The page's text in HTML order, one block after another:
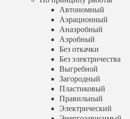
Загородный
Пластиковый
Правильный
Электрический
Энергозависимый
Энергонезависимый
По количеству человек
На 1 человека
На 2 человека
На 3 человека
На 4 человека
На 5 человек
На 6 человек
Автономный
Аэрационный
Анаэробный
Аэробный
Без откачки
Без электричества
Выгребной
Загородный
Пластиковый
Правильный
Электрический